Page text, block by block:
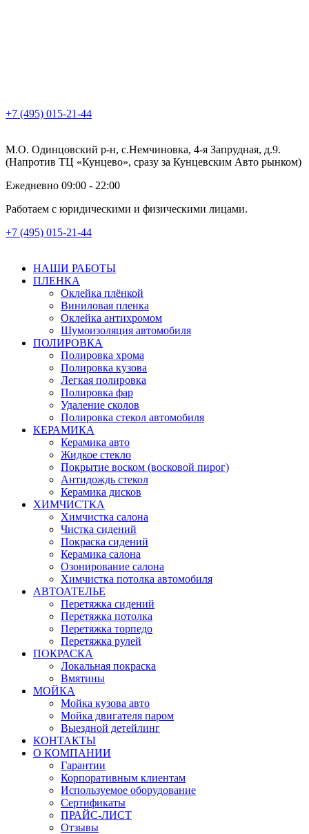
+7 (495) 015-21-44
М.О. Одинцовский р-н, с.Немчиновка, 4-я Запрудная, д.9.
(Напротив ТЦ «Кунцево», сразу за Кунцевским Авто рынком)
Ежедневно 09:00 - 22:00
Работаем с юридическими и физическими лицами.
+7 (495) 015-21-44
НАШИ РАБОТЫ
ПЛЕНКА
Оклейка плёнкой
Виниловая пленка
Оклейка антихромом
Шумоизоляция автомобиля
ПОЛИРОВКА
Полировка хрома
Полировка кузова
Легкая полировка
Полировка фар
Удаление сколов
Полировка стекол автомобиля
КЕРАМИКА
Керамика авто
Жидкое стекло
Покрытие воском (восковой пирог)
Антидождь стекол
Керамика дисков
ХИМЧИСТКА
Химчистка салона
Чистка сидений
Покраска сидений
Керамика салона
Озонирование салона
Химчистка потолка автомобиля
АВТОАТЕЛЬЕ
Перетяжка сидений
Перетяжка потолка
Перетяжка торпедо
Перетяжка рулей
ПОКРАСКА
Локальная покраска
Вмятины
МОЙКА
Мойка кузова авто
Мойка двигателя паром
Выездной детейлинг
КОНТАКТЫ
О КОМПАНИИ
Гарантии
Корпоративным клиентам
Используемое оборудование
Сертификаты
ПРАЙС-ЛИСТ
Отзывы